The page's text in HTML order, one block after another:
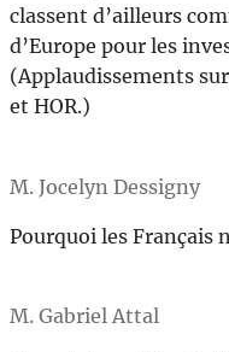
classent d’ailleurs
d’Europe pour les
(Applaudissements
et HOR.)
M. Jocelyn Dessigny
Pourquoi les Français
M. Gabriel Attal